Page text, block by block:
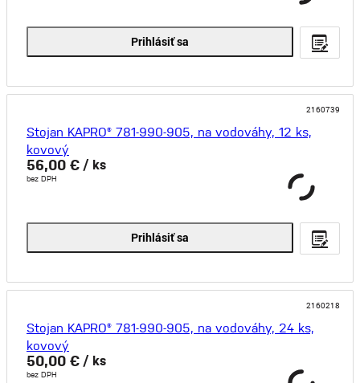
Prihlásiť sa
2160739
Stojan KAPRO® 781-990-905, na vodováhy, 12 ks,
kovový
56,00 € / ks
bez DPH
Prihlásiť sa
2160218
Stojan KAPRO® 781-990-905, na vodováhy, 24 ks,
kovový
50,00 € / ks
bez DPH